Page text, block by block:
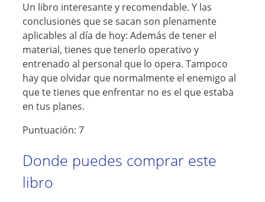
Un libro interesante y recomendable. Y las
conclusiones que se sacan son plenamente
aplicables al día de hoy: Además de tener el
material, tienes que tenerlo operativo y
entrenado al personal que lo opera. Tampoco
hay que olvidar que normalmente el enemigo al
que te tienes que enfrentar no es el que estaba
en tus planes.
Puntuación: 7
Donde puedes comprar este
libro